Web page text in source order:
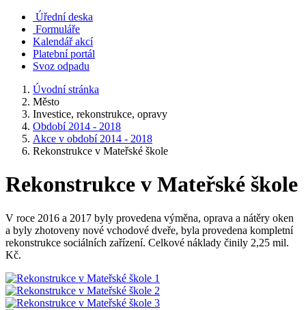
Úřední deska
Formuláře
Kalendář akcí
Platební portál
Svoz odpadu
Úvodní stránka
Město
Investice, rekonstrukce, opravy
Období 2014 - 2018
Akce v období 2014 - 2018
Rekonstrukce v Mateřské škole
Rekonstrukce v Mateřské škole
V roce 2016 a 2017 byly provedena výměna, oprava a nátěry oken
a byly zhotoveny nové vchodové dveře, byla provedena kompletní
rekonstrukce sociálních zařízení. Celkové náklady činily 2,25 mil.
Kč.